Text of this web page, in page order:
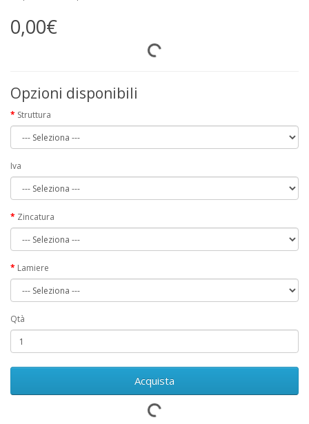
0,00€
Opzioni disponibili
Struttura
Iva
Zincatura
Lamiere
Qtà
Acquista